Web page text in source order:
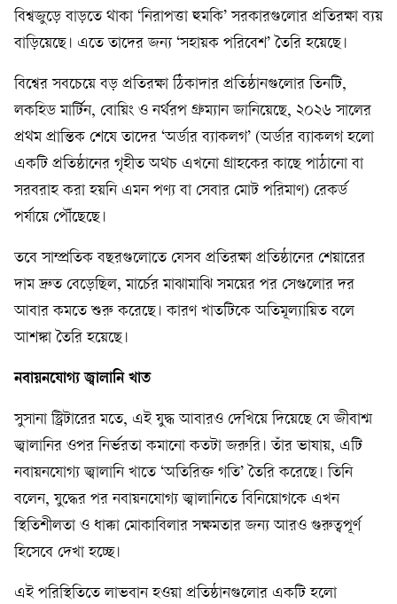
বিশ্বজুড়ে বাড়তে থাকা ‘নিরাপত্তা হুমকি’ সরকারগুলোর প্রতিরক্ষা ব্যয়
বাড়িয়েছে। এতে তাদের জন্য ‘সহায়ক পরিবেশ’ তৈরি হয়েছে।
বিশ্বের সবচেয়ে বড় প্রতিরক্ষা ঠিকাদার প্রতিষ্ঠানগুলোর তিনটি,
লকহিড মার্টিন, বোয়িং ও নর্থরপ গ্রুম্যান জানিয়েছে, ২০২৬ সালের
প্রথম প্রান্তিক শেষে তাদের ‘অর্ডার ব্যাকলগ’ (অর্ডার ব্যাকলগ হলো
একটি প্রতিষ্ঠানের গৃহীত অথচ এখনো গ্রাহকের কাছে পাঠানো বা
সরবরাহ করা হয়নি এমন পণ্য বা সেবার মোট পরিমাণ) রেকর্ড
পর্যায়ে পৌঁছেছে।
তবে সাম্প্রতিক বছরগুলোতে যেসব প্রতিরক্ষা প্রতিষ্ঠানের শেয়ারের
দাম দ্রুত বেড়েছিল, মার্চের মাঝামাঝি সময়ের পর সেগুলোর দর
আবার কমতে শুরু করেছে। কারণ খাতটিকে অতিমূল্যায়িত বলে
আশঙ্কা তৈরি হয়েছে।
নবায়নযোগ্য জ্বালানি খাত
সুসানা স্ট্রিটারের মতে, এই যুদ্ধ আবারও দেখিয়ে দিয়েছে যে জীবাশ্ম
জ্বালানির ওপর নির্ভরতা কমানো কতটা জরুরি। তাঁর ভাষায়, এটি
নবায়নযোগ্য জ্বালানি খাতে ‘অতিরিক্ত গতি’ তৈরি করেছে। তিনি
বলেন, যুদ্ধের পর নবায়নযোগ্য জ্বালানিতে বিনিয়োগকে এখন
স্থিতিশীলতা ও ধাক্কা মোকাবিলার সক্ষমতার জন্য আরও গুরুত্বপূর্ণ
হিসেবে দেখা হচ্ছে।
এই পরিস্থিতিতে লাভবান হওয়া প্রতিষ্ঠানগুলোর একটি হলো